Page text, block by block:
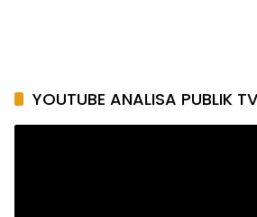
YOUTUBE ANALISA PUBLIK TV